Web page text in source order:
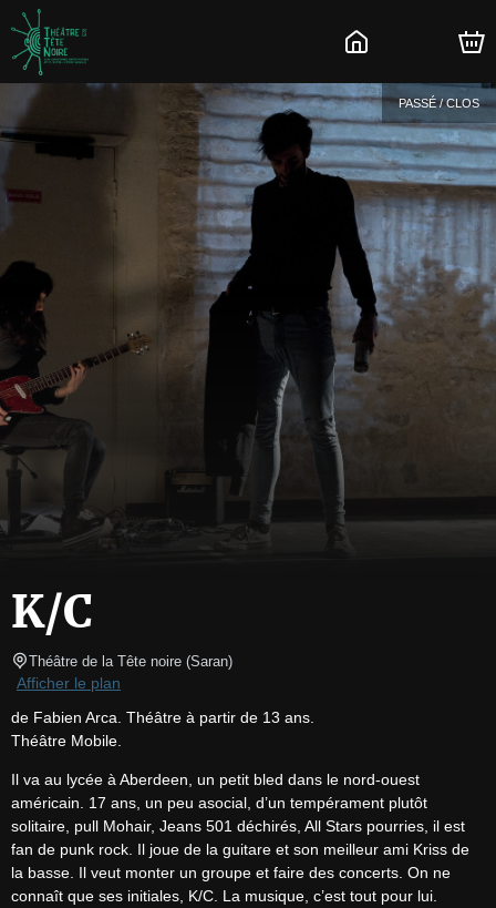
PASSÉ / CLOS
K/C
Théâtre de la Tête noire (Saran)
Afficher le plan
de Fabien Arca. Théâtre à partir de 13 ans.
Théâtre Mobile.
Il va au lycée à Aberdeen, un petit bled dans le nord-ouest
américain. 17 ans, un peu asocial, d’un tempérament plutôt
solitaire, pull Mohair, Jeans 501 déchirés, All Stars pourries, il est
fan de punk rock. Il joue de la guitare et son meilleur ami Kriss de
la basse. Il veut monter un groupe et faire des concerts. On ne
connaît que ses initiales, K/C. La musique, c’est tout pour lui.